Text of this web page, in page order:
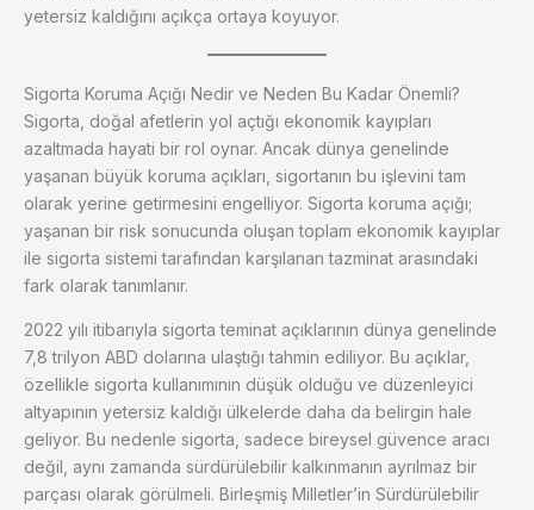
yetersiz kaldığını açıkça ortaya koyuyor.
Sigorta Koruma Açığı Nedir ve Neden Bu Kadar Önemli?
Sigorta, doğal afetlerin yol açtığı ekonomik kayıpları
azaltmada hayati bir rol oynar. Ancak dünya genelinde
yaşanan büyük koruma açıkları, sigortanın bu işlevini tam
olarak yerine getirmesini engelliyor. Sigorta koruma açığı;
yaşanan bir risk sonucunda oluşan toplam ekonomik kayıplar
ile sigorta sistemi tarafından karşılanan tazminat arasındaki
fark olarak tanımlanır.
2022 yılı itibarıyla sigorta teminat açıklarının dünya genelinde
7,8 trilyon ABD dolarına ulaştığı tahmin ediliyor. Bu açıklar,
özellikle sigorta kullanımının düşük olduğu ve düzenleyici
altyapının yetersiz kaldığı ülkelerde daha da belirgin hale
geliyor. Bu nedenle sigorta, sadece bireysel güvence aracı
değil, aynı zamanda sürdürülebilir kalkınmanın ayrılmaz bir
parçası olarak görülmeli. Birleşmiş Milletler’in Sürdürülebilir